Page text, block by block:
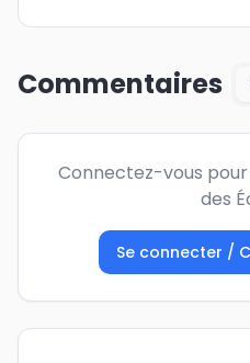
Commentaires
Connectez-vous
des
Se connecter /